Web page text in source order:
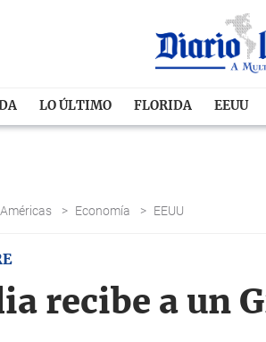
LO ÚLTIMO FLORIDA EEUU
> Economía > EEUU
recibe a un